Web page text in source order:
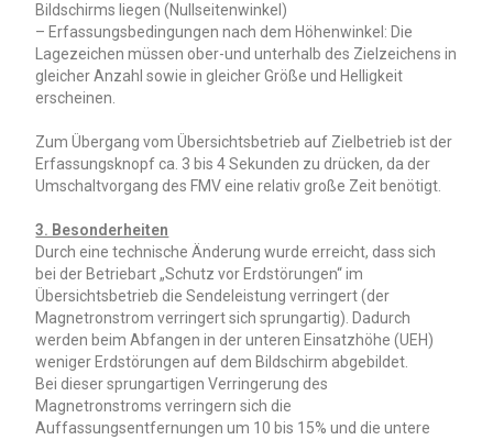
Bildschirms liegen (Nullseitenwinkel)
– Erfassungsbedingungen nach dem Höhenwinkel: Die
Lagezeichen müssen ober-und unterhalb des Zielzeichens in
gleicher Anzahl sowie in gleicher Größe und Helligkeit
erscheinen.
Zum Übergang vom Übersichtsbetrieb auf Zielbetrieb ist der
Erfassungsknopf ca. 3 bis 4 Sekunden zu drücken, da der
Umschaltvorgang des FMV eine relativ große Zeit benötigt.
3. Besonderheiten
Durch eine technische Änderung wurde erreicht, dass sich
bei der Betriebart „Schutz vor Erdstörungen“ im
Übersichtsbetrieb die Sendeleistung verringert (der
Magnetronstrom verringert sich sprungartig). Dadurch
werden beim Abfangen in der unteren Einsatzhöhe (UEH)
weniger Erdstörungen auf dem Bildschirm abgebildet.
Bei dieser sprungartigen Verringerung des
Magnetronstroms verringern sich die
Auffassungsentfernungen um 10 bis 15% und die untere